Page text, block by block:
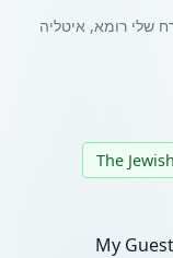
שלי רומא, איטליה
My